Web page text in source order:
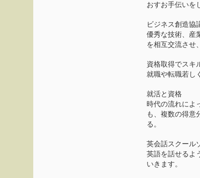
おすお手伝いを
ビジネス創造協
優秀な技術、産
を相互交流させ
資格取得でスキ
就職や転職若し
就活と資格
時代の流れによ
も、複数の得意
る。
英会話スクール
英語を話せるよ
いきます。